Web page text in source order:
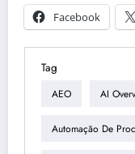
Facebook
Tag
AEO AI
Automação De